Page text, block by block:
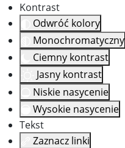
Kontrast
Odwróć kolory
Monochromatyczny
Ciemny kontrast
Jasny kontrast
Niskie nasycenie
Wysokie nasycenie
Tekst
Zaznacz linki